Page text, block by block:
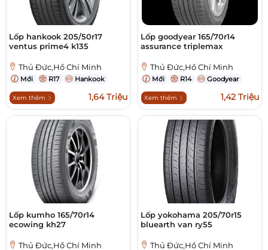
Lốp hankook 205/50r17
ventus prime4 k135
Thủ Đức,Hồ Chí Minh
Mới R17 Hankook
Xem thêm 1,64 Triệu
Lốp goodyear 165/70r14
assurance triplemax
Thủ Đức,Hồ Chí Minh
Mới R14 Goodyear
Xem thêm 1,42 Triệu
Lốp kumho 165/70r14
ecowing kh27
Thủ Đức,Hồ Chí Minh
Lốp yokohama 205/70r15
bluearth van ry55
Thủ Đức,Hồ Chí Minh